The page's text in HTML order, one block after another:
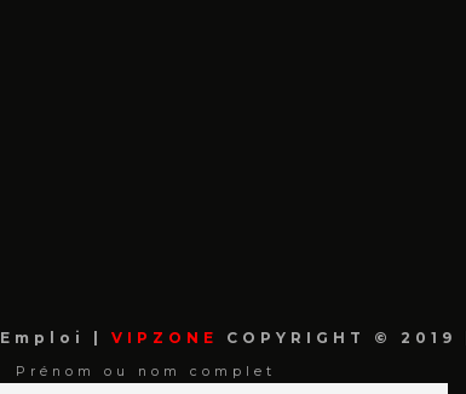
Emploi VIPZONE COPYRIGHT © 2019 |
Prénom ou nom complet